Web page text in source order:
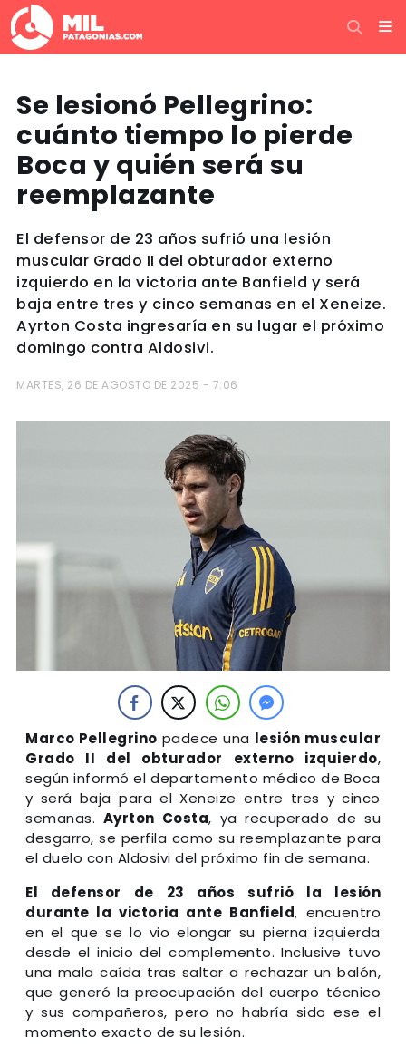
Se lesionó Pellegrino:
cuánto tiempo lo pierde
Boca y quién será su
reemplazante
El defensor de 23 años sufrió una lesión
muscular Grado II del obturador externo
izquierdo en la victoria ante Banfield y será
baja entre tres y cinco semanas en el Xeneize.
Ayrton Costa ingresaría en su lugar el próximo
domingo contra Aldosivi.
MARTES, 26 DE AGOSTO DE 2025 - 7:06
Marco Pellegrino padece una lesión muscular
Grado II del obturador externo izquierdo,
según informó el departamento médico de Boca
y será baja para el Xeneize entre tres y cinco
semanas. Ayrton Costa, ya recuperado de su
desgarro, se perfila como su reemplazante para
el duelo con Aldosivi del próximo fin de semana.
El defensor de 23 años sufrió la lesión
durante la victoria ante Banfield, encuentro
en el que se lo vio elongar su pierna izquierda
desde el inicio del complemento. Inclusive tuvo
una mala caída tras saltar a rechazar un balón,
que generó la preocupación del cuerpo técnico
y sus compañeros, pero no habría sido ese el
momento exacto de su lesión.